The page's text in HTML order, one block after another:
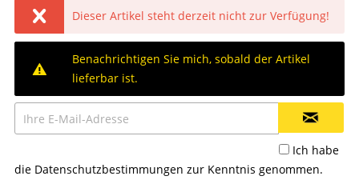
Dieser Artikel steht derzeit nicht zur Verfügung!
Benachrichtigen Sie mich, sobald der Artikel
lieferbar ist.
Ich habe
die Datenschutzbestimmungen zur Kenntnis genommen.